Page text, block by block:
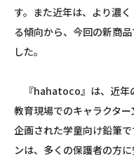
す。また近年は、より濃
る傾向から、今回の新商品
した。
『hahatoco』は、近年
教育現場でのキャラクタ
企画された学童向け鉛筆
ンは、多くの保護者の方